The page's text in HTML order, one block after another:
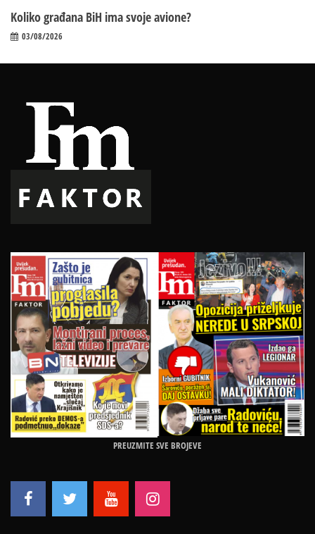
Koliko građana BiH ima svoje avione?
03/08/2026
PREUZMITE SVE BROJEVE